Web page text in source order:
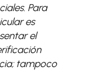
Para
es
el
tampoco